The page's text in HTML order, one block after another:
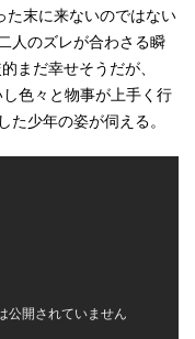
た末に来ないのではない
人のズレが合わさる瞬
まだ幸せそうだが、
色々と物事が上手く行
た少年の姿が伺える。